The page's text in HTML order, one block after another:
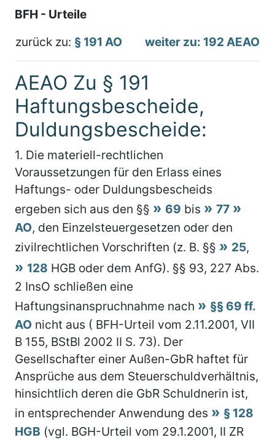
BFH - Urteile
zurück zu: § 191 AO weiter zu: 192 AEAO
AEAO Zu § 191
Haftungsbescheide,
Duldungsbescheide:
1. Die materiell-rechtlichen
Voraussetzungen für den Erlass eines
Haftungs- oder Duldungsbescheids
ergeben sich aus den §§
69 bis
77
AO, den Einzelsteuergesetzen oder den
zivilrechtlichen Vorschriften (z. B. §§
25,
128 HGB oder dem AnfG). §§ 93, 227 Abs.
2 InsO schließen eine
Haftungsinanspruchnahme nach
§§ 69 ff.
AO nicht aus ( BFH-Urteil vom 2.11.2001, VII
B 155, BStBl 2002 II S. 73). Der
Gesellschafter einer Außen-GbR haftet für
Ansprüche aus dem Steuerschuldverhältnis,
hinsichtlich deren die GbR Schuldnerin ist,
in entsprechender Anwendung des
§ 128
HGB (vgl. BGH-Urteil vom 29.1.2001, II ZR